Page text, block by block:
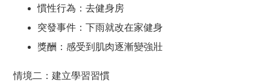
慣性行為：去健身房
突發事件：下雨就改在家健身
獎酬：感受到肌肉逐漸變強壯
情境二：建立學習習慣